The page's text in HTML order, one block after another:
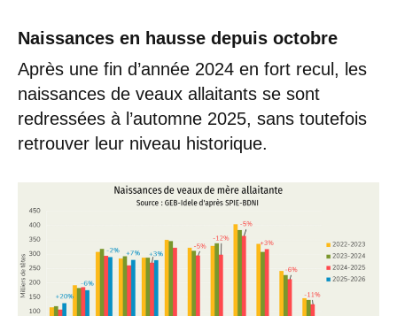
Naissances en hausse depuis octobre
Après une fin d’année 2024 en fort recul, les
naissances de veaux allaitants se sont
redressées à l’automne 2025, sans toutefois
retrouver leur niveau historique.